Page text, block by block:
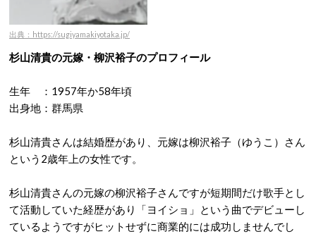
出典：https://sugiyamakiyotaka.jp/
杉山清貴の元嫁・柳沢裕子のプロフィール
生年 ：1957年か58年頃
出身地：群馬県
杉山清貴さんは結婚歴があり、元嫁は柳沢裕子（ゆうこ）さん
という2歳年上の女性です。
杉山清貴さんの元嫁の柳沢裕子さんですが短期間だけ歌手とし
て活動していた経歴があり「ヨイショ」という曲でデビューし
ているようですがヒットせずに商業的には成功しませんでし